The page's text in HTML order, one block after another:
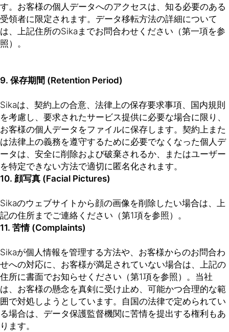
す。お客様の個人データへのアクセスは、知る必要のある
受領者に限定されます。データ移転方法の詳細について
は、上記住所のSikaまでお問合わせください（第一項を参
照）。
9. 保存期間 (Retention Period)
Sikaは、契約上の合意、法律上の保存要求事項、国内規則
を考慮し、要求されたサービス提供に必要な場合に限り、
お客様の個人データをファイルに保存します。契約上また
は法律上の義務を遵守するために必要でなくなった個人デ
ータは、安全に削除および破棄されるか、またはユーザー
を特定できない方法で適切に匿名化されます。
10. 顔写真 (Facial Pictures)
Sikaのウェブサイトから顔の画像を削除したい場合は、上
記の住所までご連絡ください（第1項を参照）。
11. 苦情 (Complaints)
Sikaが個人情報を管理する方法や、お客様からのお問合わ
せへの対応に、お客様が満足されていない場合は、上記の
住所に書面でお知らせください（第1項を参照）。当社
は、お客様の懸念を真剣に受け止め、可能かつ合理的な範
囲で対処しようとしています。自国の法律で定められてい
る場合は、データ保護監督機関に苦情を提出する権利もあ
ります。